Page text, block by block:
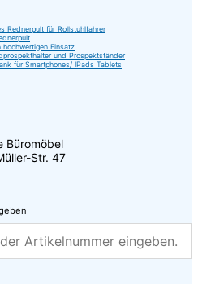
Produktseite
gewählt
werden
Rednerpult für Rollstuhlfahrer
Einsatz
und Prospektständer
für Smartphones/ IPads Tablets
Büromöbel
Str. 47